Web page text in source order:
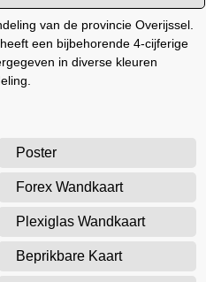
van de provincie Overijssel.
een bijbehorende 4-cijferige
in diverse kleuren
Poster
Forex Wandkaart
Plexiglas Wandkaart
Beprikbare Kaart